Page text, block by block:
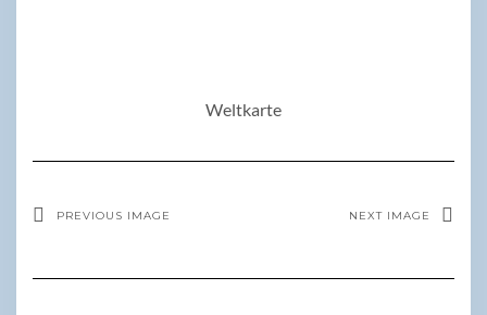
Weltkarte
PREVIOUS IMAGE NEXT IMAGE